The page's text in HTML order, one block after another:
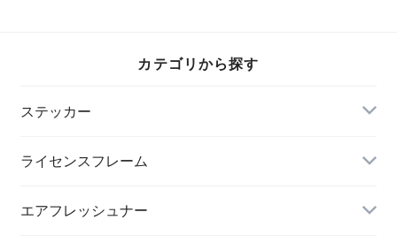
カテゴリから探す
ステッカー
ライセンスフレーム
エアフレッシュナー